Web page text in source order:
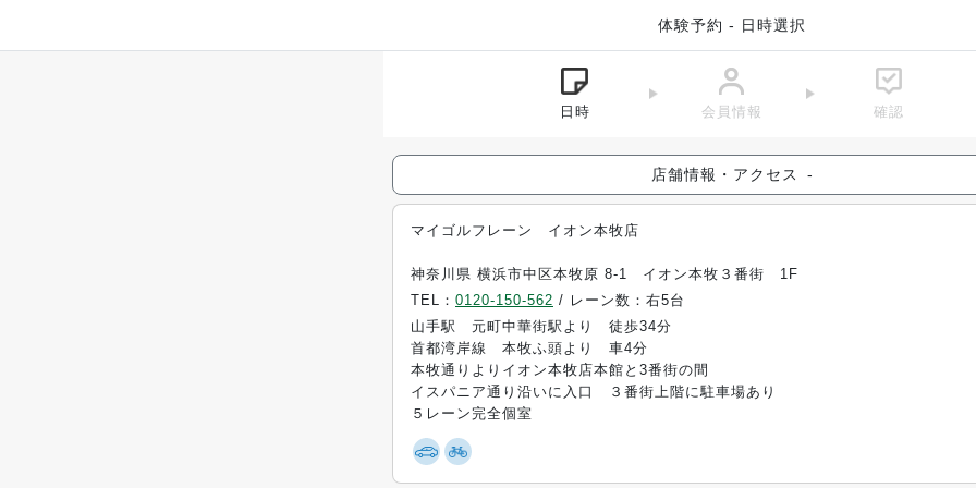
体験予約 - 日時選択
日時 会員情報 確認
店舗情報・アクセス -
マイゴルフレーン イオン本牧店
神奈川県 横浜市中区本牧原 8-1 イオン本牧３番街 1F
TEL： 0120-150-562 / レーン数：右5台
山手駅 元町中華街駅より 徒歩34分
首都湾岸線 本牧ふ頭より 車4分
本牧通りよりイオン本牧店本館と3番街の間
イスパニア通り沿いに入口 ３番街上階に駐車場あり
５レーン完全個室